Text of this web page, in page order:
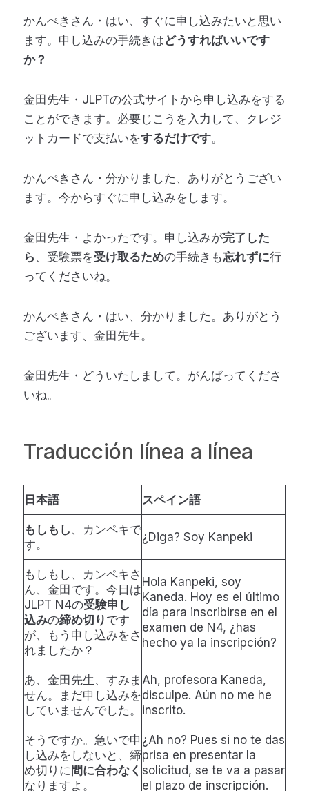
かんぺきさん・はい、すぐに申し込みたいと思い
ます。申し込みの手続きはどうすればいいです
か？
金田先生・JLPTの公式サイトから申し込みをする
ことができます。必要じこうを入力して、クレジ
ットカードで支払いをするだけです。
かんぺきさん・分かりました、ありがとうござい
ます。今からすぐに申し込みをします。
金田先生・よかったです。申し込みが完了した
ら 、受験票を受け取るための手続きも忘れずに行
ってくださいね。
かんぺきさん・はい、分かりました。ありがとう
ございます、金田先生。
金田先生・どういたしまして。がんばってくださ
いね。
Traducción línea a línea
日本語 スペイン語
もしもし 、カンペキで
す。
¿Diga? Soy Kanpeki
もしもし、カンペキさ
ん、金田です。今日は
JLPT N4の受験申し
込みの締め切り です
が、もう申し込みをさ
れましたか？
Hola Kanpeki, soy
Kaneda. Hoy es el último
día para inscribirse en el
examen de N4, ¿has
hecho ya la inscripción?
あ、金田先生、すみま
せん。まだ申し込みを
していませんでした。
Ah, profesora Kaneda,
disculpe. Aún no me he
inscrito.
そうですか。急いで申
し込みをしないと、締
め切りに 間に合わなく
なりますよ。
¿Ah no? Pues si no te das
prisa en presentar la
solicitud, se te va a pasar
el plazo de inscripción.